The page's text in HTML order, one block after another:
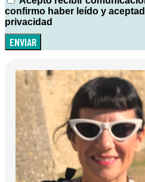
confirmo haber leído y
privacidad
ENVIAR